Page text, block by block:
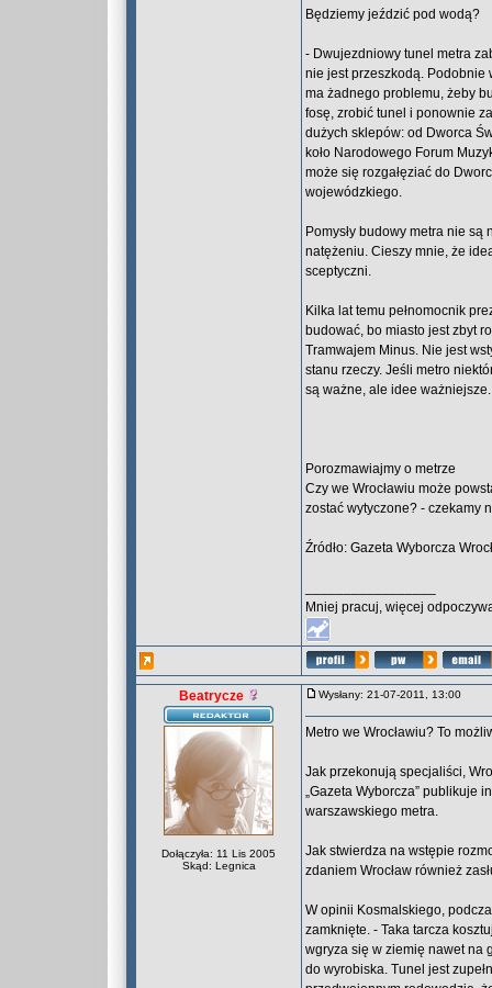
Będziemy jeździć pod wodą?
- Dwujezdniowy tunel metra
nie jest przeszkodą. Podobnie
ma żadnego problemu, żeby
fosę, zrobić tunel i ponownie
dużych sklepów: od Dworca
koło Narodowego Forum
może się rozgałęziać do
wojewódzkiego.
Pomysły budowy metra nie
natężeniu. Cieszy mnie, że
sceptyczni.
Kilka lat temu pełnomocnik
budować, bo miasto jest zbyt
Tramwajem Minus. Nie jest
stanu rzeczy. Jeśli metro
są ważne, ale idee ważniejsze.
Porozmawiajmy o metrze
Czy we Wrocławiu może
zostać wytyczone? - czekamy
Źródło: Gazeta Wyborcza
Mniej pracuj, więcej
Beatrycze
Dołączyła: 11 Lis 2005
Skąd: Legnica
Wysłany: 21-07-2011, 13:00
Metro we Wrocławiu? To
Jak przekonują specjaliści,
„Gazeta Wyborcza” publikuje
warszawskiego metra.
Jak stwierdza na wstępie
zdaniem Wrocław również
W opinii Kosmalskiego,
zamknięte. - Taka tarcza
wgryza się w ziemię nawet na
do wyrobiska. Tunel jest